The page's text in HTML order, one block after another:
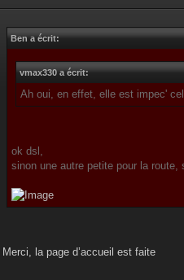
Ben a écrit:
vmax330 a écrit:
Ah oui, en effet, elle est impec'
ok dsl,
sinon une autre petite pour la
Merci, la page d’accueil est faite